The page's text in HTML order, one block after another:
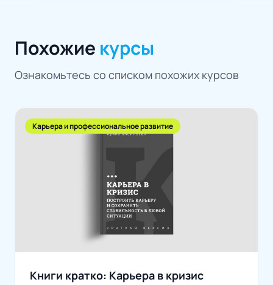
Похожие курсы
Ознакомьтесь со списком похожих курсов
Карьера и профессиональное развитие
Книги кратко: Карьера в кризис